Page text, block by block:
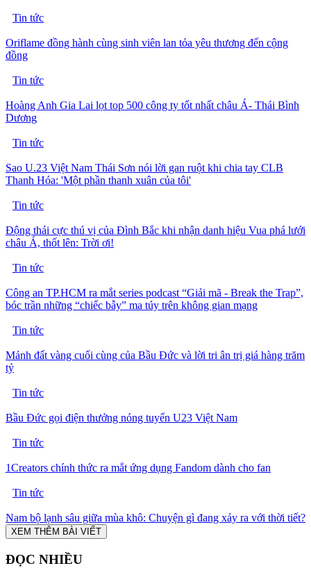
Tin tức
Oriflame đồng hành cùng sinh viên lan tỏa yêu thương đến cộng
đồng
Tin tức
Hoàng Anh Gia Lai lọt top 500 công ty tốt nhất châu Á- Thái Bình
Dương
Tin tức
Sao U.23 Việt Nam Thái Sơn nói lời gan ruột khi chia tay CLB
Thanh Hóa: 'Một phần thanh xuân của tôi'
Tin tức
Động thái cực thú vị của Đình Bắc khi nhận danh hiệu Vua phá lưới
châu Á, thốt lên: Trời ơi!
Tin tức
Công an TP.HCM ra mắt series podcast “Giải mã - Break the Trap”,
bóc trần những “chiếc bẫy” ma túy trên không gian mạng
Tin tức
Mảnh đất vàng cuối cùng của Bầu Đức và lời tri ân trị giá hàng trăm
tỷ
Tin tức
Bầu Đức gọi điện thưởng nóng tuyển U23 Việt Nam
Tin tức
1Creators chính thức ra mắt ứng dụng Fandom dành cho fan
Tin tức
Nam bộ lạnh sâu giữa mùa khô: Chuyện gì đang xảy ra với thời tiết?
XEM THÊM BÀI VIẾT
ĐỌC NHIỀU